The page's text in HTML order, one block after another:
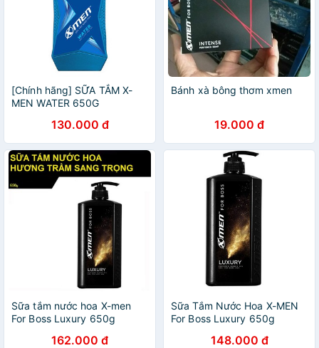
[Chính hãng] SỮA TẮM X-
MEN WATER 650G
130.000 đ
Bánh xà bông thơm xmen
19.000 đ
Sữa tắm nước hoa X-men
For Boss Luxury 650g
162.000 đ
Sữa Tắm Nước Hoa X-MEN
For Boss Luxury 650g
148.000 đ